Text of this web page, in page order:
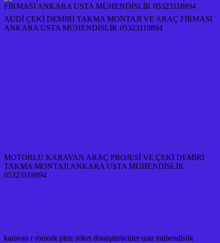
AUDİ ÇEKİ DEMİRİ TAKMA MONTAJI VE ARAÇ FİRMASI
ANKARA USTA MÜHENDİSLİK 05323118894
MOTORLU KARAVAN ARAÇ PROJESİ VE ÇEKİ DEMİRİ
TAKMA MONTAJI ANKARA USTA MÜHENDİSLİK
05323118894
karavan r römork piriz söket dönüştürücüler usta mühendislik